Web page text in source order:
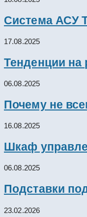
Система АСУ
17.08.2025
Тенденции на
06.08.2025
Почему не
16.08.2025
Шкаф
06.08.2025
Подставки
23.02.2026